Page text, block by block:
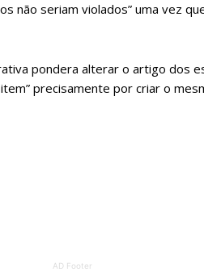
meses
online
não seriam violados” uma vez
pondera alterar o artigo dos
precisamente por criar o
AD Footer